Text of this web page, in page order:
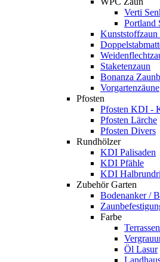
Verti
Portland
Staketenzaun
Bonanza
Vorgartenzäune
Pfosten
Pfosten KDI -
Pfosten Lärche
Pfosten Divers
Rundhölzer
KDI Palisaden
KDI Pfähle
KDI
Zubehör Garten
Bodenanker /
Farbe
Öl Lasur